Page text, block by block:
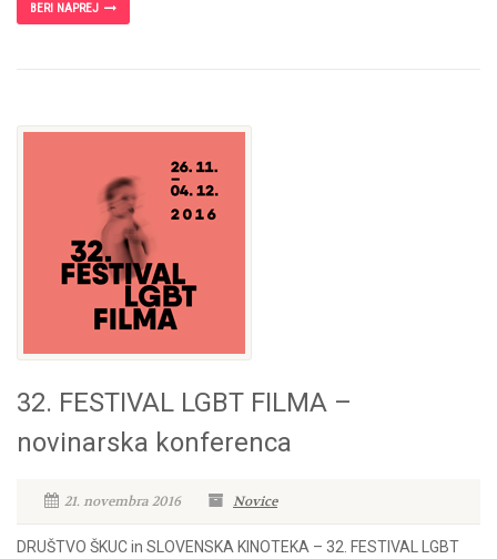
BERI NAPREJ
32. FESTIVAL LGBT FILMA –
novinarska konferenca
21. novembra 2016 Novice
DRUŠTVO ŠKUC in SLOVENSKA KINOTEKA – 32. FESTIVAL LGBT